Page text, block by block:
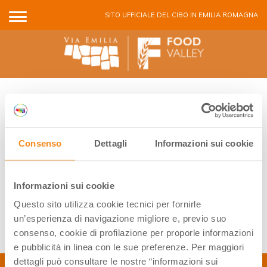
Consenso Dettagli Informazioni sui cookie
Informazioni sui cookie
Questo sito utilizza cookie tecnici per fornirle
un’esperienza di navigazione migliore e, previo suo
consenso, cookie di profilazione per proporle informazioni
e pubblicità in linea con le sue preferenze. Per maggiori
dettagli può consultare le nostre “informazioni sui
SITO UFFICIALE DEL CIBO IN EMILIA ROMAGNA
GLI EVENTI DELLA FOOD VALLEY
Nessun evento trovato